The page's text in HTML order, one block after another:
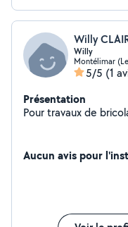
Willy
Willy
Montélimar
5/5 (1
Présentation
Pour travaux de
Aucun avis pour